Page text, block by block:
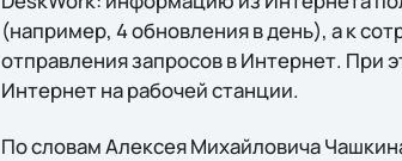
(например, 4 обновления в день), а к
отправления запросов в Интернет. При
Интернет на рабочей станции.
По словам Алексея Михайловича